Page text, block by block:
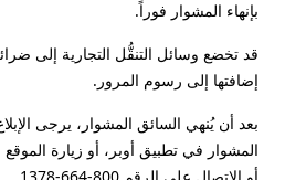
بإنهاء المشوار فوراً.
قد تخضع وسائل التنقُّل التجارية إلى
إضافتها إلى رسوم المرور.
بعد أن يُنهي السائق المشوار، يرجى
المشوار في تطبيق أوبر، أو زيارة الموقع